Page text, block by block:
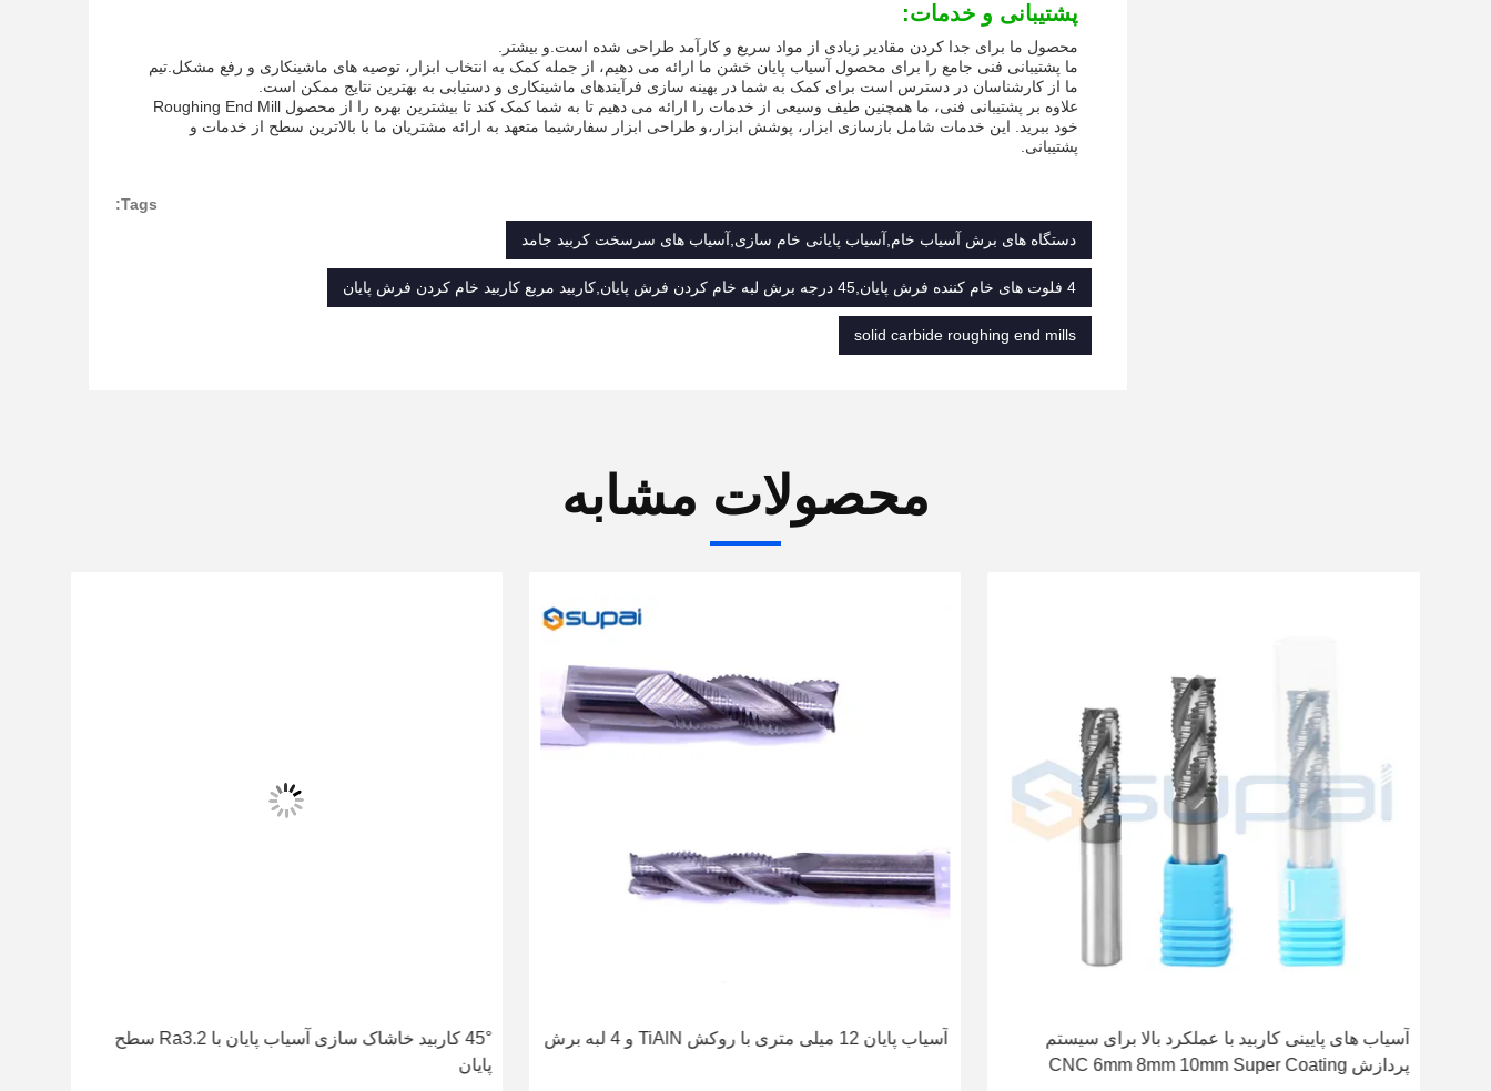
پشتیبانی و خدمات:
محصول ما برای جدا کردن مقادیر زیادی از مواد سریع و کارآمد طراحی شده است.و بیشتر.
ما پشتیبانی فنی جامع را برای محصول آسیاب پایان خشن ما ارائه می دهیم، از جمله کمک به انتخاب ابزار، توصیه های ماشینکاری و رفع مشکل.تیم
ما از کارشناسان در دسترس است برای کمک به شما در بهینه سازی فرآیندهای ماشینکاری و دستیابی به بهترین نتایج ممکن است.
علاوه بر پشتیبانی فنی، ما همچنین طیف وسیعی از خدمات را ارائه می دهیم تا به شما کمک کند تا بیشترین بهره را از محصول Roughing End Mill
خود ببرید. این خدمات شامل بازسازی ابزار، پوشش ابزار،و طراحی ابزار سفارشیما متعهد به ارائه مشتریان ما با بالاترین سطح از خدمات و
پشتیبانی.
Tags:
دستگاه های برش آسیاب خام,آسیاب پایانی خام سازی,آسیاب های سرسخت کربید جامد
4 فلوت های خام کننده فرش پایان,45 درجه برش لبه خام کردن فرش پایان,کاربید مربع کاربید خام کردن فرش پایان
solid carbide roughing end mills
محصولات مشابه
آسیاب های پایینی کاربید با عملکرد بالا برای سیستم
پردازش CNC 6mm 8mm 10mm Super Coating
آسیاب پایان 12 میلی متری با روکش TiAlN و 4 لبه برش
45° کاربید خاشاک سازی آسیاب پایان با Ra3.2 سطح
پایان